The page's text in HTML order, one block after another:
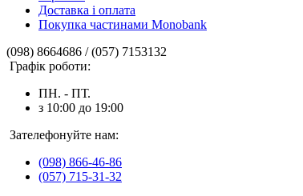
Доставка і оплата
Покупка частинами Monobank
(098) 8664686 / (057) 7153132
Графік роботи:
ПН. - ПТ.
з 10:00 до 19:00
Зателефонуйте нам:
(098) 866-46-86
(057) 715-31-32